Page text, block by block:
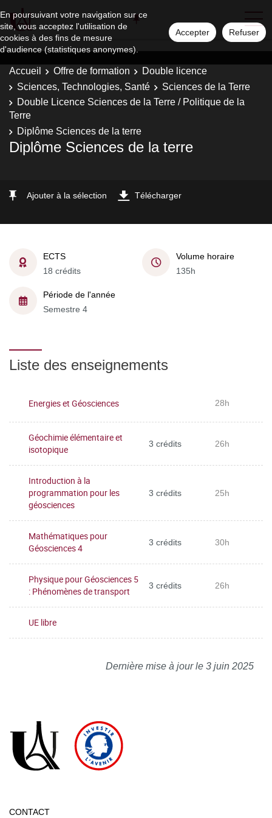
En poursuivant votre navigation sur ce
site, vous acceptez l'utilisation de
cookies à des fins de mesure
d'audience (statistiques anonymes).
Accepter Refuser
Accueil Offre de formation
Double licence
Sciences, Technologies, Santé
Sciences de la Terre
Double Licence Sciences de la Terre / Politique de la
Terre
Diplôme Sciences de la terre
Diplôme Sciences de la terre
Ajouter à la sélection Télécharger
ECTS
18 crédits
Volume horaire
135h
Période de l'année
Semestre 4
Liste des enseignements
Energies et Géosciences 28h
Géochimie élémentaire et
isotopique
3 crédits 26h
Introduction à la
programmation pour les
géosciences
3 crédits 25h
Mathématiques pour
Géosciences 4
3 crédits 30h
Physique pour Géosciences 5
: Phénomènes de transport
3 crédits 26h
UE libre
Dernière mise à jour le 3 juin 2025
CONTACT